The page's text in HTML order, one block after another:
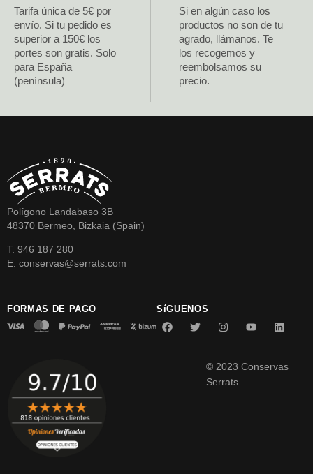
Tarifa única de 5€ por
envío. Si tu pedido es
superior a 150€ los
portes son gratis. Solo
para España
(península)
Si en algún caso los
productos no son de tu
agrado, llámanos. Te
los recogemos y
reembolsamos su
precio.
Polígono Landabaso 3B
48370 Bermeo, Bizkaia (Spain)
T. 946 187 280
E. conservas@serrats.com
FORMAS DE PAGO SíGUENOS
© 2023 Conservas
Serrats